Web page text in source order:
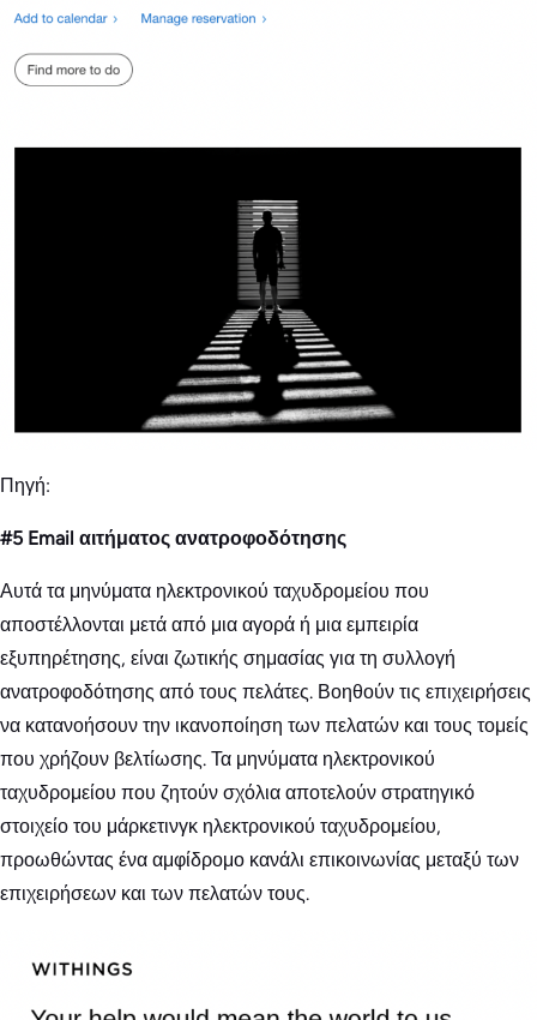
Πηγή:
#5 Email αιτήματος ανατροφοδότησης
Αυτά τα μηνύματα ηλεκτρονικού ταχυδρομείου που
αποστέλλονται μετά από μια αγορά ή μια εμπειρία
εξυπηρέτησης, είναι ζωτικής σημασίας για τη συλλογή
ανατροφοδότησης από τους πελάτες. Βοηθούν τις επιχειρήσεις
να κατανοήσουν την ικανοποίηση των πελατών και τους τομείς
που χρήζουν βελτίωσης. Τα μηνύματα ηλεκτρονικού
ταχυδρομείου που ζητούν σχόλια αποτελούν στρατηγικό
στοιχείο του μάρκετινγκ ηλεκτρονικού ταχυδρομείου,
προωθώντας ένα αμφίδρομο κανάλι επικοινωνίας μεταξύ των
επιχειρήσεων και των πελατών τους.